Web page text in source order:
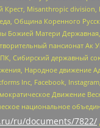
Крест, Misanthropic
Община Коренного
Божией Матери
пансионат
Сибирский державный
Народное движение
Inc, Facebook,
Движение
национальное
ru/documents/7822/